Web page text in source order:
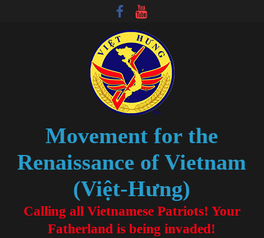
Movement for the
Renaissance of Vietnam
(Việt-Hưng)
Calling all Vietnamese Patriots! Your
Fatherland is being invaded!